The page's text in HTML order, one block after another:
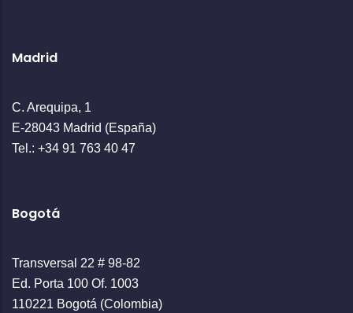
Madrid
C. Arequipa, 1
E-28043 Madrid (España)
Tel.: +34 91 763 40 47
Bogotá
Transversal 22 # 98-82
Ed. Porta 100 Of. 1003
110221 Bogotá (Colombia)